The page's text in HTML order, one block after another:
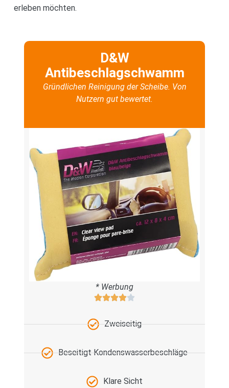
erleben möchten.
D&W
Antibeschlagschwamm
Gründlichen Reinigung der Scheibe. Von
Nutzern gut bewertet.
* Werbung
Zweiseitig
Beseitigt Kondenswasserbeschläge
Klare Sicht